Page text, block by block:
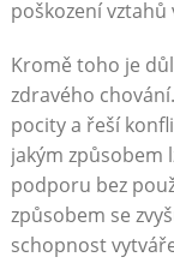
poškození
Kromě toho je
zdravého
pocity a řeší
jakým způsobem
podporu bez
způsobem se
schopnost